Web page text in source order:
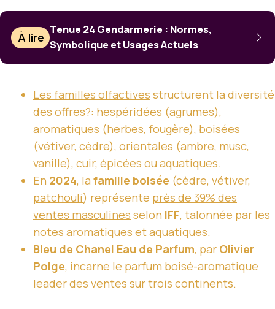
À lire
Tenue 24 Gendarmerie : Normes,
Symbolique et Usages Actuels
Les familles olfactives structurent la diversité
des offres?: hespéridées (agrumes),
aromatiques (herbes, fougère), boisées
(vétiver, cèdre), orientales (ambre, musc,
vanille), cuir, épicées ou aquatiques.
En 2024, la famille boisée (cèdre, vétiver,
patchouli) représente près de 39% des
ventes masculines selon IFF, talonnée par les
notes aromatiques et aquatiques.
Bleu de Chanel Eau de Parfum, par Olivier
Polge, incarne le parfum boisé-aromatique
leader des ventes sur trois continents.